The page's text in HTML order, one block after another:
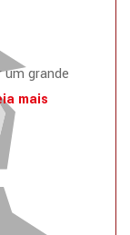
um grande
mais